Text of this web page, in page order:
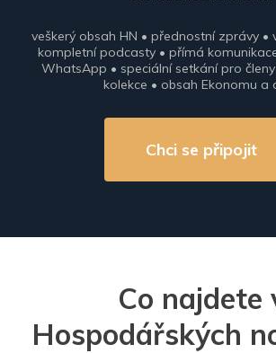
veškerý obsah HN • přednostní zprávy •
kompletní podcasty • přímá
WhatsApp • speciální setkání pro členy
kolekce • obsah Ekonomu a
Chci se připojit
Co najdete
Hospodářských